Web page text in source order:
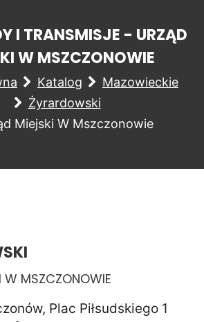
I TRANSMISJE - URZĄD
W MSZCZONOWIE
Katalog
Mazowieckie
Żyrardowski
Miejski W Mszczonowie
W MSZCZONOWIE
Plac Piłsudskiego 1